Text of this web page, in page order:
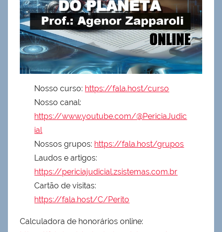
Nosso curso: https://fala.host/curso
Nosso canal:
https://www.youtube.com/@PericiaJudic
ial
Nossos grupos: https://fala.host/grupos
Laudos e artigos:
https://periciajudicial.zsistemas.com.br
Cartão de visitas:
https://fala.host/C/Perito
Calculadora de honorários online: